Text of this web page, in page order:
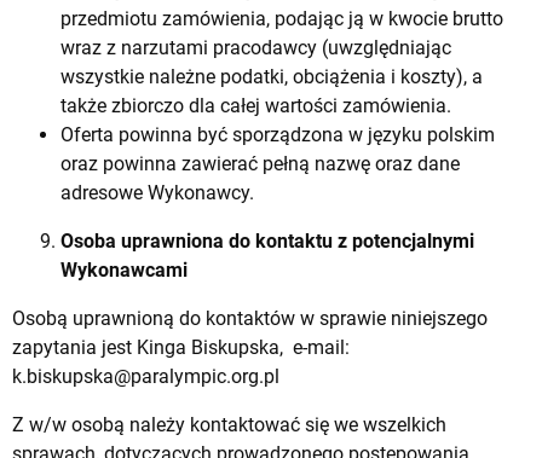
przedmiotu zamówienia, podając ją w kwocie brutto
wraz z narzutami pracodawcy (uwzględniając
wszystkie należne podatki, obciążenia i koszty), a
także zbiorczo dla całej wartości zamówienia.
Oferta powinna być sporządzona w języku polskim
oraz powinna zawierać pełną nazwę oraz dane
adresowe Wykonawcy.
Osoba uprawniona do kontaktu z potencjalnymi
Wykonawcami
Osobą uprawnioną do kontaktów w sprawie niniejszego
zapytania jest Kinga Biskupska, e-mail:
k.biskupska@paralympic.org.pl
Z w/w osobą należy kontaktować się we wszelkich
sprawach, dotyczących prowadzonego postępowania